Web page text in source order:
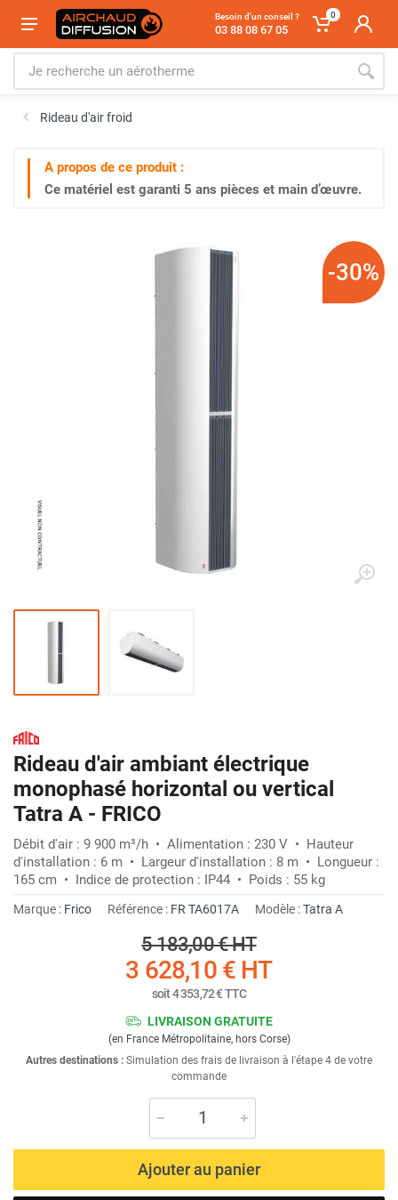
Besoin d'un conseil ?
03 88 08 67 05
0
Rideau d'air froid
A propos de ce produit :
Ce matériel est garanti 5 ans pièces et main d’œuvre.
-30%
Rideau d'air ambiant électrique
monophasé horizontal ou vertical
Tatra A - FRICO
Débit d'air : 9 900 m³/h • Alimentation : 230 V • Hauteur
d'installation : 6 m • Largeur d'installation : 8 m • Longueur :
165 cm • Indice de protection : IP44 • Poids : 55 kg
Marque : Frico Référence : FR TA6017A Modèle :Tatra A
5 183,00 €HT
3 628,10 € HT
soit4 353,72 €TTC
LIVRAISON GRATUITE
(en France Métropolitaine, hors Corse)
Autres destinations : Simulation des frais de livraison à l'étape 4 de votre
commande
Ajouter au panier